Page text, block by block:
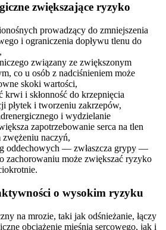
zwiększające ryzyko
prowadzący do zmniejszenia
i ograniczenia dopływu tlenu do
związany ze zwiększonym
co u osób z nadciśnieniem może
skoki wartości,
krwi i skłonność do krzepnięcia
płytek i tworzeniu zakrzepów,
i wydzielanie
zapotrzebowanie serca na tlen
naczyń,
oddechowych — zwłaszcza grypy —
zachorowaniu może zwiększać ryzyko
o wysokim ryzyku
na mrozie, taki jak odśnieżanie, łączy
obciążenie mięśnia sercowego, jak i